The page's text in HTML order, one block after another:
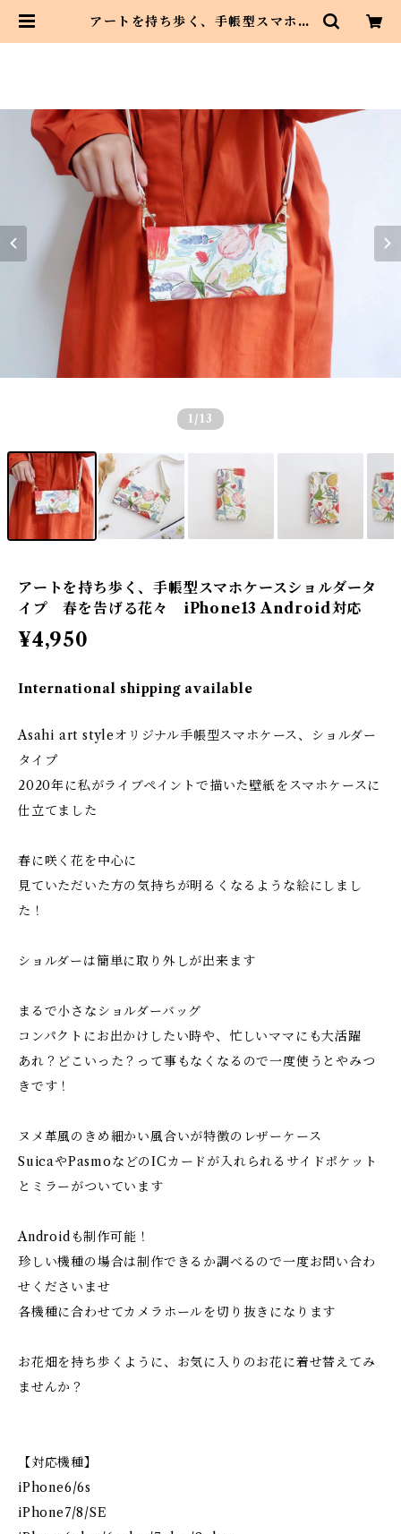
アートを持ち歩く、手帳型スマホケ
1 /13
アートを持ち歩く、手帳型スマホケースショルダータ
イプ 春を告げる花々 iPhone13 Android対応
¥4,950
International shipping available
Asahi art styleオリジナル手帳型スマホケース、ショルダー
タイプ
2020年に私がライブペイントで描いた壁紙をスマホケースに
仕立てました
春に咲く花を中心に
見ていただいた方の気持ちが明るくなるような絵にしまし
た！
ショルダーは簡単に取り外しが出来ます
まるで小さなショルダーバッグ
コンパクトにお出かけしたい時や、忙しいママにも大活躍
あれ？どこいった？って事もなくなるので一度使うとやみつ
きです！
ヌメ革風のきめ細かい風合いが特徴のレザーケース
SuicaやPasmoなどのICカードが入れられるサイドポケット
とミラーがついています
Androidも制作可能！
珍しい機種の場合は制作できるか調べるので一度お問い合わ
せくださいませ
各機種に合わせてカメラホールを切り抜きになります
お花畑を持ち歩くように、お気に入りのお花に着せ替えてみ
ませんか？
【対応機種】
iPhone6/6s
iPhone7/8/SE